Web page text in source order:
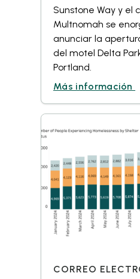
Sunstone Way y el
Multnomah se
anunciar la
del motel Delta
Portland.
Más información
CORREO